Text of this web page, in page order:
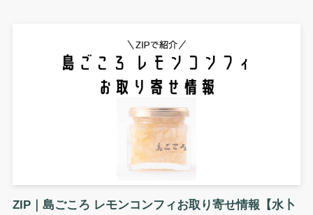
ZIP｜島ごころ レモンコンフィお取り寄せ情報【水卜